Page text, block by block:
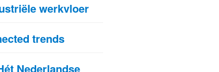
werkvloer
trends
Nederlandse